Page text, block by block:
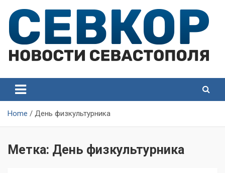
content
Севастополя
Севастополя
Home День физкультурника
Метка: День физкультурника